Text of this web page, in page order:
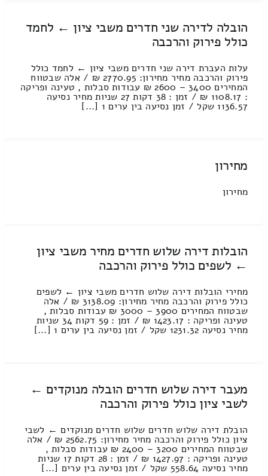
הובלה לדירה שני חדרים משבי ציון ← לחמד
כולל פירוק והרכבה
עלות העברת דירה שני חדרים משבי ציון ← לחמד כולל
פירוק והרכבה מחיר מחירון: 2770.95 ₪ / אלה שבטווח
המחירים 3400 – 2600 ₪ עבודות סבלות , טעינה ופריקה
: 1108.17 ₪ / זמן : 38 דקות 27 שניות מחיר נסיעה
1136.57 שקל / זמן נסיעה בין ערים 1 [...]
מחירון
מחירון
הובלות דירה שלוש חדרים מחיר משבי ציון
← לשפים כולל פירוק והרכבה
מחירי הובלות דירה שלוש חדרים משבי ציון ← לשפים
כולל פירוק והרכבה מחיר מחירון: 3138.09 ₪ / אלה
שבטווח המחירים 3900 – 3000 ₪ עבודות סבלות ,
טעינה ופריקה : 1423.17 ₪ / זמן : 59 דקות 34 שניות
מחיר נסיעה 1231.32 שקל / זמן נסיעה בין ערים 1 [...]
מעבר דירה שלוש חדרים הובלה מנוקדים ←
לשבי ציון כולל פירוק והרכבה
הובלת דירה שלוש חדרים שלוש חדרים מנוקדים ← לשבי
ציון כולל פירוק והרכבה מחיר מחירון: 2562.75 ₪ / אלה
שבטווח המחירים 3200 – 2400 ₪ עבודות סבלות ,
טעינה ופריקה : 1427.97 ₪ / זמן : 28 דקות 17 שניות
מחיר נסיעה 558.64 שקל / זמן נסיעה בין ערים [...]